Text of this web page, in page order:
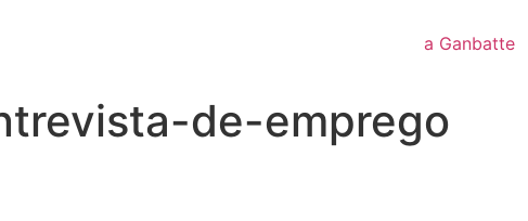
a Ganbatte
de-emprego